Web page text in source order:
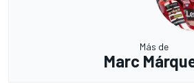
Más de
Marc